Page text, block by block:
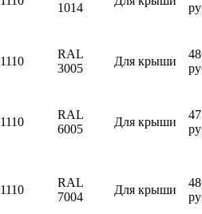
1014
1110
RAL
3005
Для крыши
1110
RAL
6005
Для крыши
1110
RAL
7004
Для крыши